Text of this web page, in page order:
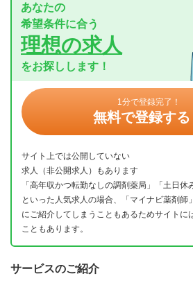
あなたの
希望条件に合う
理想の求人
をお探しします！
1分で登録完了！
無料で登録する
サイト上では公開していない
求人（非公開求人）もあります
「高年収かつ転勤なしの調剤薬局」「土日休
といった人気求人の場合、「マイナビ薬剤師
にご紹介してしまうこともあるためサイトに
こともあります。
サービスのご紹介